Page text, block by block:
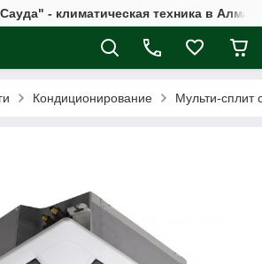
- климатическая техника в
Кондиционирование Мульти-сплит